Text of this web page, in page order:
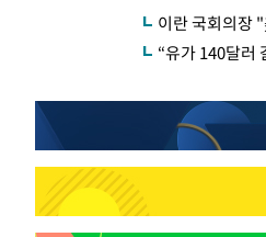
이란 국회의장
“유가 140달러